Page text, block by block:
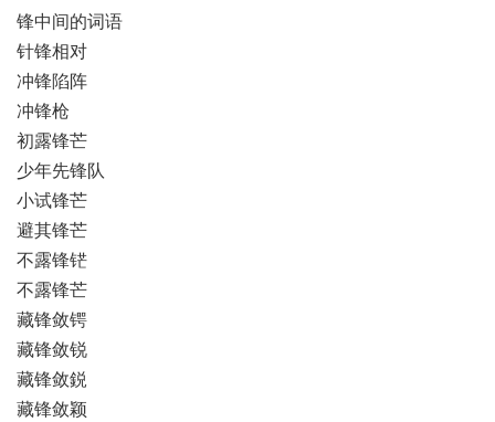
锋中间的词语
针锋相对
冲锋陷阵
冲锋枪
初露锋芒
少年先锋队
小试锋芒
避其锋芒
不露锋铓
不露锋芒
藏锋敛锷
藏锋敛锐
藏锋敛鋭
藏锋敛颖